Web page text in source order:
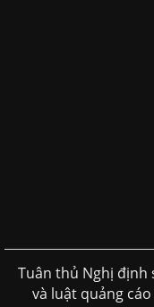
Tuân thủ Nghị định
và luật quảng